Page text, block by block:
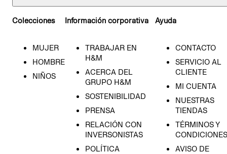
Colecciones
MUJER
HOMBRE
NIÑOS
Información corporativa
TRABAJAR EN
H&M
ACERCA DEL
GRUPO H&M
SOSTENIBILIDAD
PRENSA
RELACIÓN CON
INVERSONISTAS
POLÍTICA
Ayuda
CONTACTO
SERVICIO AL
CLIENTE
MI CUENTA
NUESTRAS
TIENDAS
TÉRMINOS Y
CONDICIONES
AVISO DE